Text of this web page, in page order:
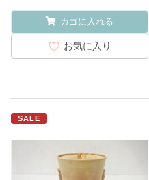
カゴに入れる
お気に入り
SALE